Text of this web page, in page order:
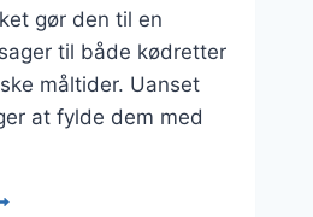
gør den til en
til både kødretter
måltider. Uanset
at fylde dem med